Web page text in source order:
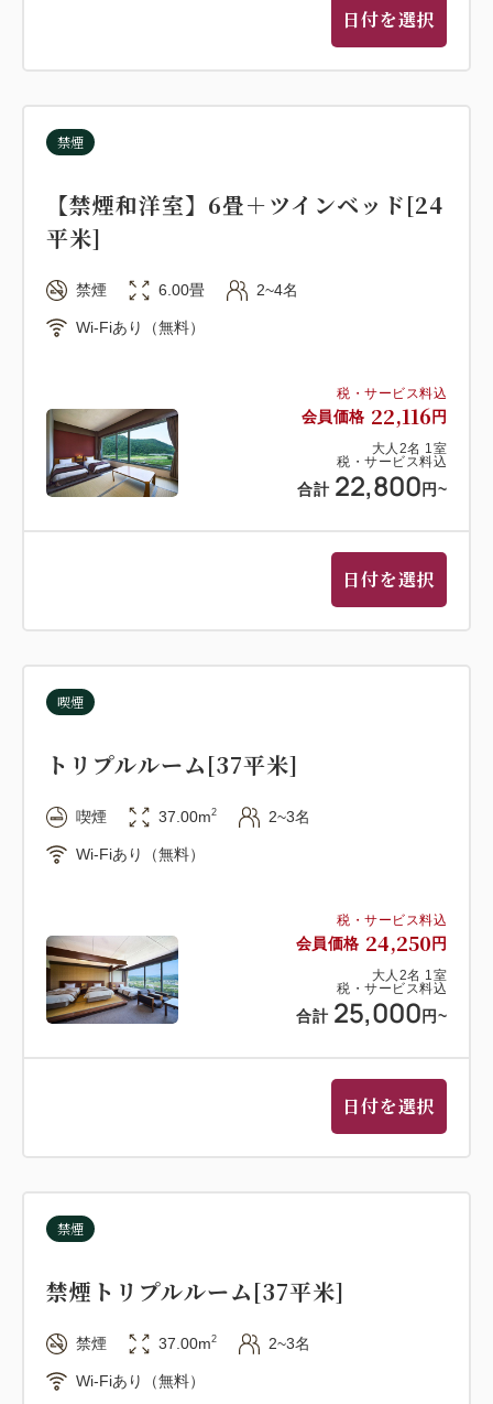
日付を選択
税・サービス料込
会員価格 22,116 円
大人 2名 1室
税・サービス料込
合計 22,800 円~
禁煙
【禁煙和洋室】6畳＋ツインベッド[24
平米]
禁煙 6.00畳 2~4名
Wi-Fiあり（無料）
日付を選択
税・サービス料込
会員価格 24,250 円
大人 2名 1室
税・サービス料込
合計 25,000 円~
喫煙
トリプルルーム[37平米]
喫煙 37.00m2 2~3名
Wi-Fiあり（無料）
日付を選択
禁煙
禁煙トリプルルーム[37平米]
禁煙 37.00m2 2~3名
Wi-Fiあり（無料）